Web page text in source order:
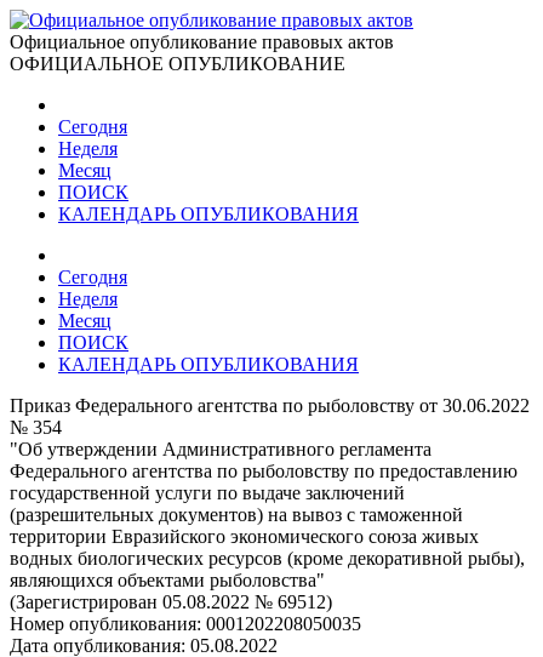
Официальное опубликование правовых актов
ОФИЦИАЛЬНОЕ ОПУБЛИКОВАНИЕ
Сегодня
Неделя
Месяц
ПОИСК
КАЛЕНДАРЬ ОПУБЛИКОВАНИЯ
Сегодня
Неделя
Месяц
ПОИСК
КАЛЕНДАРЬ ОПУБЛИКОВАНИЯ
Приказ Федерального агентства по рыболовству от 30.06.2022
№ 354
"Об утверждении Административного регламента
Федерального агентства по рыболовству по предоставлению
государственной услуги по выдаче заключений
(разрешительных документов) на вывоз с таможенной
территории Евразийского экономического союза живых
водных биологических ресурсов (кроме декоративной рыбы),
являющихся объектами рыболовства"
(Зарегистрирован 05.08.2022 № 69512)
Номер опубликования: 0001202208050035
Дата опубликования: 05.08.2022